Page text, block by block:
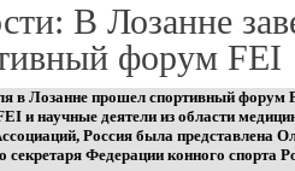
В Лозанне
форум FEI
в Лозанне прошел спортивный форум
и научные деятели из области
Россия была представлена
секретаря Федерации конного спорта